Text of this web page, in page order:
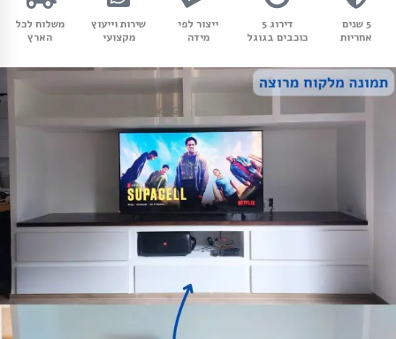
5 שנים
אחריות
דירוג 5
כוכבים בגוגל
ייצור לפי
מידה
שירות וייעוץ
מקצועי
משלוח לכל
הארץ